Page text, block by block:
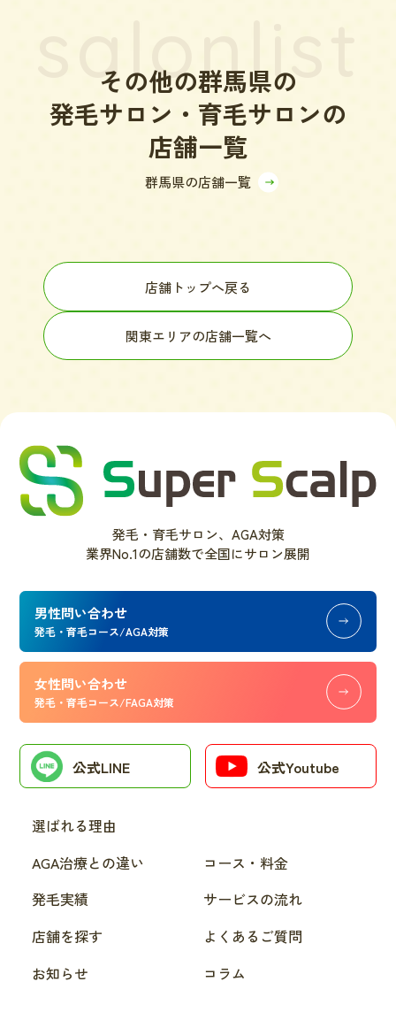
salonlist
その他の群馬県の
発毛サロン・育毛サロンの
店舗一覧
群馬県の店舗一覧
店舗トップへ戻る
関東エリアの店舗一覧へ
発毛・育毛サロン、AGA対策
業界No.1の店舗数で全国にサロン展開
男性問い合わせ
発毛・育毛コース/AGA対策
女性問い合わせ
発毛・育毛コース/FAGA対策
公式LINE 公式Youtube
選ばれる理由
AGA治療との違い
コース・料金
発毛実績
サービスの流れ
店舗を探す
よくあるご質問
お知らせ
コラム